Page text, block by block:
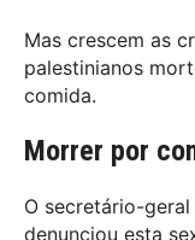
Mas crescem as
palestinianos
comida.
Morrer por
O secretário-
denunciou esta